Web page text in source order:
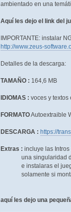
ambientado en una
Aquí les dejo el link del
IMPORTANTE: instalar
http://www.zeus-
Detalles de la descarga:
TAMAÑO : 164,6 MB
IDIOMAS : voces y textos
FORMATOAutoextraible
DESCARGA : https://
Extras : incluye las
una singularidad de
e instalaras el juego
solamente si
aquí les dejo una